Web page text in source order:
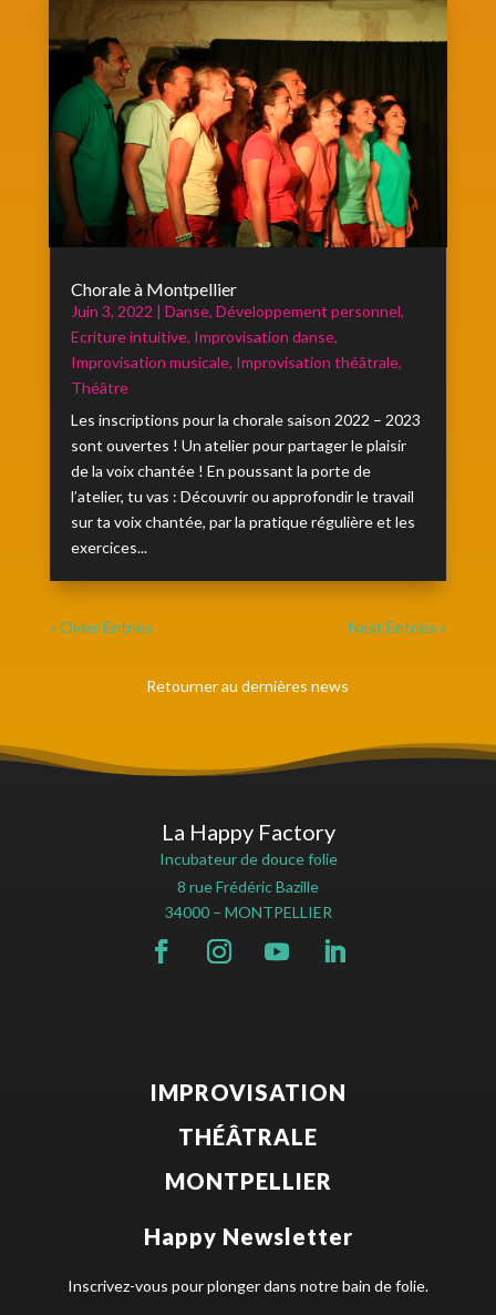
Chorale à Montpellier
Juin 3, 2022 | Danse, Développement personnel,
Ecriture intuitive, Improvisation danse,
Improvisation musicale, Improvisation théâtrale,
Théâtre
Les inscriptions pour la chorale saison 2022 – 2023
sont ouvertes ! Un atelier pour partager le plaisir
de la voix chantée ! En poussant la porte de
l’atelier, tu vas : Découvrir ou approfondir le travail
sur ta voix chantée, par la pratique régulière et les
exercices...
« Older Entries Next Entries »
Retourner au dernières news
La Happy Factory
Incubateur de douce folie
8 rue Frédéric Bazille
34000 – MONTPELLIER
IMPROVISATION
THÉÂTRALE
MONTPELLIER
Happy Newsletter
Inscrivez-vous pour plonger dans notre bain de folie.